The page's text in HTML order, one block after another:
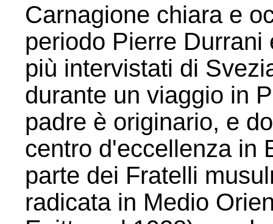
Carnagione chiara e
periodo Pierre
più intervistati di
durante un viaggio in
padre è originario, e
centro d'eccellenza in
parte dei Fratelli
radicata in Medio